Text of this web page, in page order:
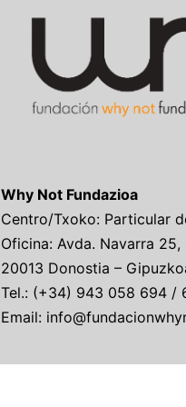
Why Not Fundazioa
Centro/Txoko: Particular
Oficina: Avda. Navarra 25,
20013 Donostia –
Tel.: (+34) 943 058 694 /
Email: